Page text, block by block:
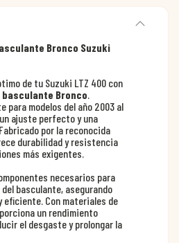
Bronco Suzuki
de tu Suzuki LTZ 400 con
Bronco.
para modelos del año 2003 al
ajuste perfecto y una
por la reconocida
durabilidad y resistencia
más exigentes.
necesarios para
basculante, asegurando
Con materiales de
un rendimiento
el desgaste y prolongar la